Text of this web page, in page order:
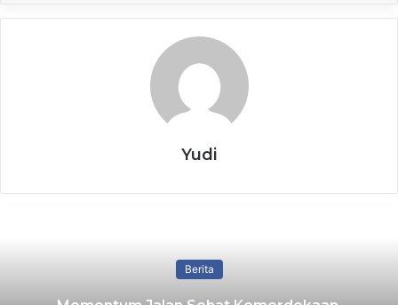
Gudang Ulama dan Dorong Tafaqquh
Fiddin
9 August 2026
Barantin Tegaskan Komitmen Layanan dan
terbilang vital. Sebab, infrastruktur tersebut
Yudi
Berita